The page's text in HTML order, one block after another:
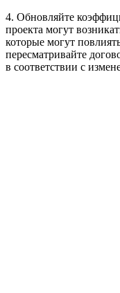
4. Обновляйте
проекта могут
которые могут
пересматривайте
в соответствии с